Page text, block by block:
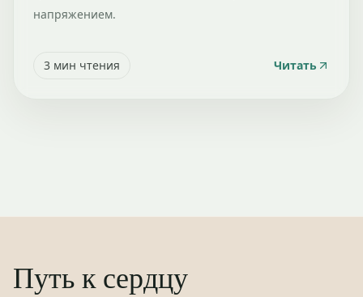
напряжением.
3 мин чтения Читать
Путь к сердцу